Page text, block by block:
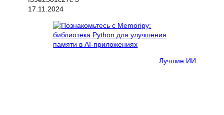
17.11.2024
Лучшие ИИ